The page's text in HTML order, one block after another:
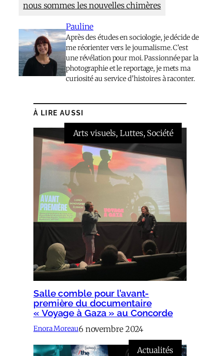
nous sommes les nouvelles chimères
Pauline
Après des études en sociologie, je décide de
me réorienter vers le journalisme. C’est
une révélation pour moi. Passionnée par la
photographie et le reportage, je mets ma
curiosité au service d’histoires à raconter.
À LIRE AUSSI
Arts visuels, Luttes, Société
Salle comble pour l’avant-
première du documentaire
« Voyage à Gaza » au Concorde
Enora Moreau6 novembre 2024
Actualités